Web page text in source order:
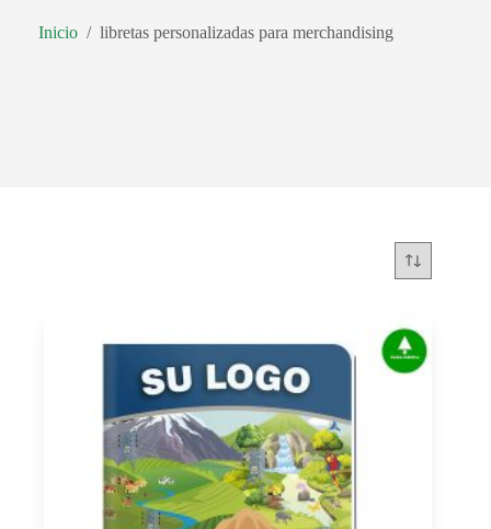
Inicio / libretas personalizadas para merchandising